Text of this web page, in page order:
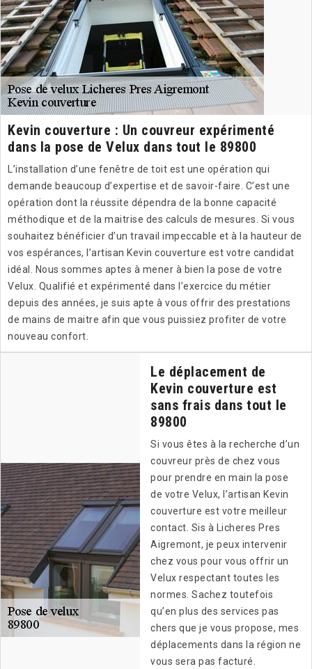
Kevin couverture : Un couvreur expérimenté
dans la pose de Velux dans tout le 89800
L’installation d’une fenêtre de toit est une opération qui
demande beaucoup d’expertise et de savoir-faire. C’est une
opération dont la réussite dépendra de la bonne capacité
méthodique et de la maitrise des calculs de mesures. Si vous
souhaitez bénéficier d’un travail impeccable et à la hauteur de
vos espérances, l’artisan Kevin couverture est votre candidat
idéal. Nous sommes aptes à mener à bien la pose de votre
Velux. Qualifié et expérimenté dans l’exercice du métier
depuis des années, je suis apte à vous offrir des prestations
de mains de maitre afin que vous puissiez profiter de votre
nouveau confort.
Le déplacement de
Kevin couverture est
sans frais dans tout le
89800
Si vous êtes à la recherche d’un
couvreur près de chez vous
pour prendre en main la pose
de votre Velux, l’artisan Kevin
couverture est votre meilleur
contact. Sis à Licheres Pres
Aigremont, je peux intervenir
chez vous pour vous offrir un
Velux respectant toutes les
normes. Sachez toutefois
qu’en plus des services pas
chers que je vous propose, mes
déplacements dans la région ne
vous sera pas facturé.